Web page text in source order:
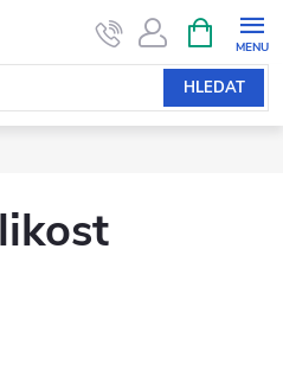
HLEDAT
NÁKUPNÍ
KOŠÍK